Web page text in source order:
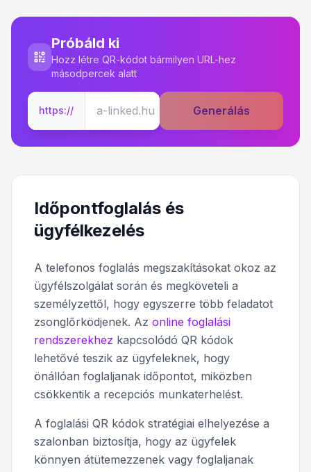
Próbáld ki
Hozz létre QR-kódot bármilyen URL-hez
másodpercek alatt
https:// Generálás
Időpontfoglalás és
ügyfélkezelés
A telefonos foglalás megszakításokat okoz az
ügyfélszolgálat során és megköveteli a
személyzettől, hogy egyszerre több feladatot
zsonglőrködjenek. Az online foglalási
rendszerekhez kapcsolódó QR kódok
lehetővé teszik az ügyfeleknek, hogy
önállóan foglaljanak időpontot, miközben
csökkentik a recepciós munkaterhelést.
A foglalási QR kódok stratégiai elhelyezése a
szalonban biztosítja, hogy az ügyfelek
könnyen átütemezzenek vagy foglaljanak